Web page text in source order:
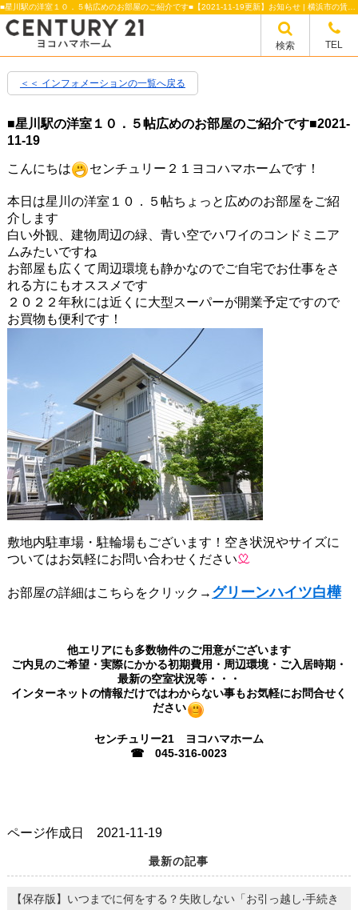
検索 TEL
＜＜ インフォメーションの一覧へ戻る
■星川駅の洋室１０．５帖広めのお部屋のご紹介です■2021-
11-19
こんにちは センチュリー２１ヨコハマホームです！
本日は星川の洋室１０．５帖ちょっと広めのお部屋をご紹
介します
白い外観、建物周辺の緑、青い空でハワイのコンドミニア
ムみたいですね
お部屋も広くて周辺環境も静かなのでご自宅でお仕事をさ
れる方にもオススメです
２０２２年秋には近くに大型スーパーが開業予定ですので
お買物も便利です！
敷地内駐車場・駐輪場もございます！空き状況やサイズに
ついてはお気軽にお問い合わせください
お部屋の詳細はこちらをクリック→ グリーンハイツ白樺
他エリアにも多数物件のご用意がございます
ご内見のご希望・実際にかかる初期費用・周辺環境・ご入居時期・
最新の空室状況等・・・
インターネットの情報だけではわからない事もお気軽にお問合せく
ださい
センチュリー21 ヨコハマホーム
☎ 045-316-0023
ページ作成日 2021-11-19
最新の記事
【保存版】いつまでに何をする？失敗しない「お引っ越し‧⼿続き